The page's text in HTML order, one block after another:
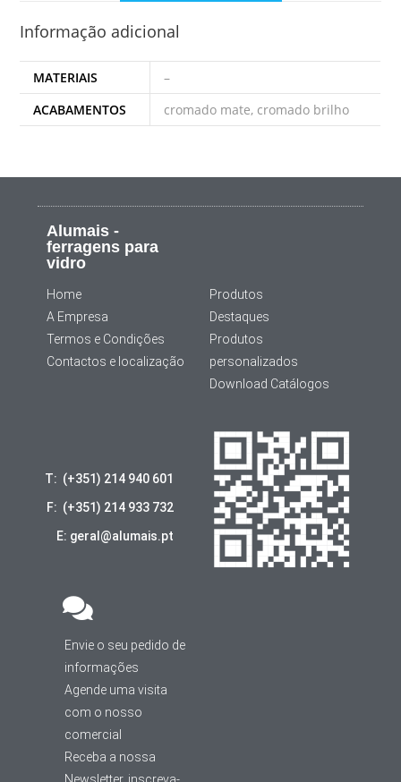
Informação adicional
MATERIAIS
–
ACABAMENTOS
cromado mate, cromado brilho
Alumais -
ferragens para
vidro
Home
A Empresa
Termos e Condições
Contactos e localização
Produtos
Destaques
Produtos
personalizados
Download Catálogos
T: (+351) 214 940 601
F: (+351) 214 933 732
E: geral@alumais.pt
Envie o seu pedido de
informações
Agende uma visita
com o nosso
comercial
Receba a nossa
Newsletter, inscreva-